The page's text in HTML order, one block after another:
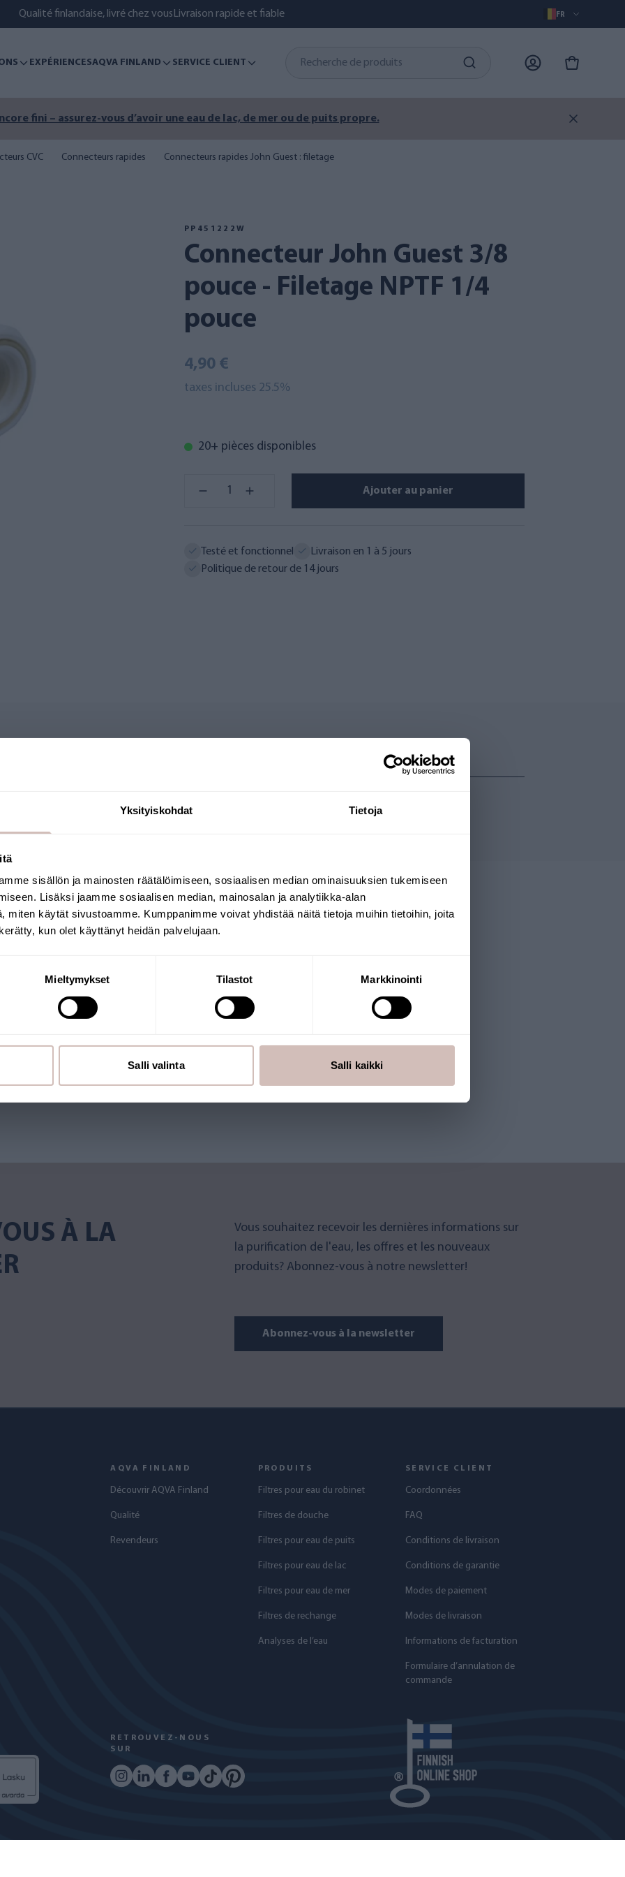
Yksityiskohdat Tietoja
sisällön ja mainosten räätälöimiseen, sosiaalisen median ominaisuuksien tukemiseen
Lisäksi jaamme sosiaalisen median, mainosalan ja analytiikka-alan
miten käytät sivustoamme. Kumppanimme voivat yhdistää näitä tietoja muihin tietoihin, joita
kun olet käyttänyt heidän palvelujaan.
Mieltymykset Tilastot Markkinointi
Salli valinta Salli kaikki
Qualité finlandaise, livré chez vous Livraison rapide et fiable FR
EXPÉRIENCESAQVA FINLAND SERVICE CLIENT
fini – assurez-vous d’avoir une eau de lac, de mer ou de puits propre.
CVC Connecteurs rapides Connecteurs rapides John Guest : filetage
PP451222W
Connecteur John Guest 3/8
pouce - Filetage NPTF 1/4
pouce
4,90 €
taxes incluses 25.5%
20+ pièces disponibles
Ajouter au panier
Testé et fonctionnel
Livraison en 1 à 5 jours
Politique de retour de 14 jours
boutique est gérée par
depuis la Finlande.
Key Flag.
À LA
Vous souhaitez recevoir les dernières informations sur
la purification de l'eau, les offres et les nouveaux
produits? Abonnez-vous à notre newsletter!
Abonnez-vous à la newsletter
AQVA FINLAND
Découvrir AQVA Finland
Qualité
Revendeurs
PRODUITS
Filtres pour eau du robinet
Filtres de douche
Filtres pour eau de puits
Filtres pour eau de lac
Filtres pour eau de mer
Filtres de rechange
Analyses de l’eau
SERVICE CLIENT
Coordonnées
FAQ
Conditions de livraison
Conditions de garantie
Modes de paiement
Modes de livraison
Informations de facturation
Formulaire d’annulation de
commande
RETROUVEZ-NOUS
SUR
Sélectionnez votre pays de livraison et votre
langue pour continuer
Pays de livraison
Langue